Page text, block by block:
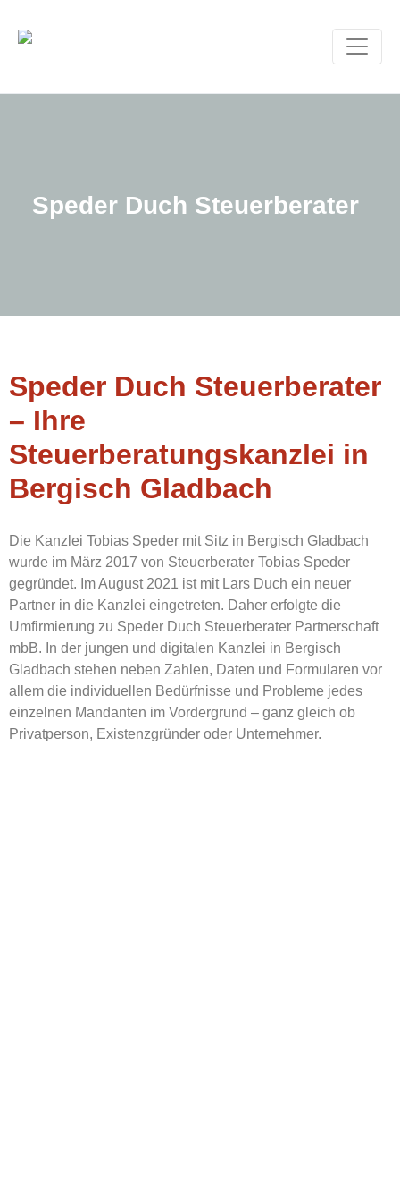
Speder Duch Steuerberater
Speder Duch Steuerberater
– Ihre
Steuerberatungskanzlei in
Bergisch Gladbach
Die Kanzlei Tobias Speder mit Sitz in Bergisch Gladbach
wurde im März 2017 von Steuerberater Tobias Speder
gegründet. Im August 2021 ist mit Lars Duch ein neuer
Partner in die Kanzlei eingetreten. Daher erfolgte die
Umfirmierung zu Speder Duch Steuerberater Partnerschaft
mbB. In der jungen und digitalen Kanzlei in Bergisch
Gladbach stehen neben Zahlen, Daten und Formularen vor
allem die individuellen Bedürfnisse und Probleme jedes
einzelnen Mandanten im Vordergrund – ganz gleich ob
Privatperson, Existenzgründer oder Unternehmer.